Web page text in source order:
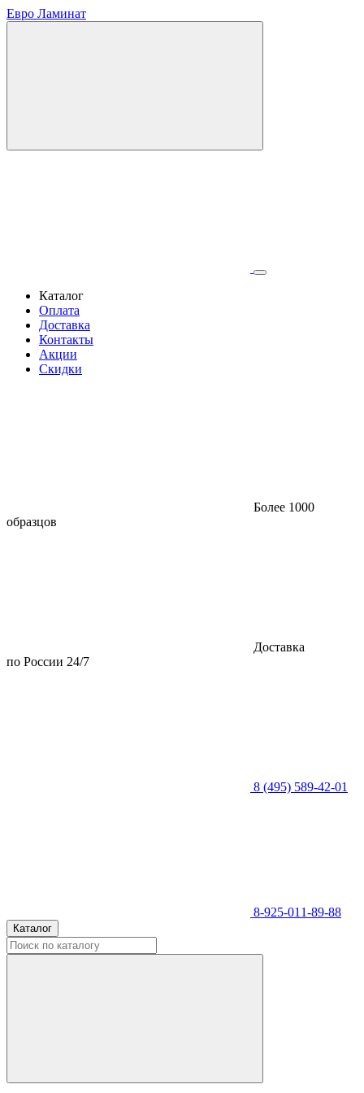
Евро Ламинат
Каталог
Оплата
Доставка
Контакты
Акции
Скидки
Более 1000
образцов
Доставка
по России 24/7
8 (495) 589-42-01
8-925-011-89-88
Каталог